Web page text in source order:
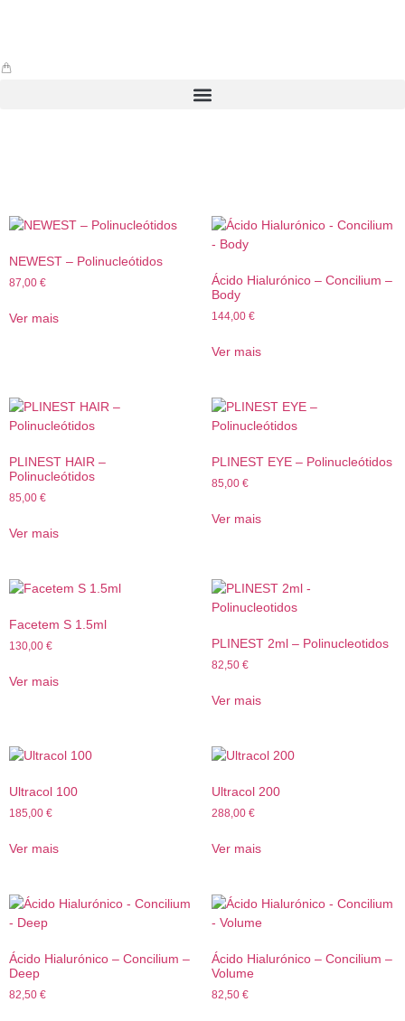
NEWEST – Polinucleótidos
87,00 €
Ver mais
Ácido Hialurónico – Concilium –
Body
144,00 €
Ver mais
PLINEST HAIR –
Polinucleótidos
85,00 €
Ver mais
PLINEST EYE – Polinucleótidos
85,00 €
Ver mais
Facetem S 1.5ml
130,00 €
Ver mais
PLINEST 2ml – Polinucleotidos
82,50 €
Ver mais
Ultracol 100
185,00 €
Ver mais
Ultracol 200
288,00 €
Ver mais
Ácido Hialurónico – Concilium –
Deep
82,50 €
Ácido Hialurónico – Concilium –
Volume
82,50 €